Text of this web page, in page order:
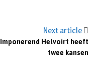
Next article
Imponerend Helvoirt heeft
twee kansen